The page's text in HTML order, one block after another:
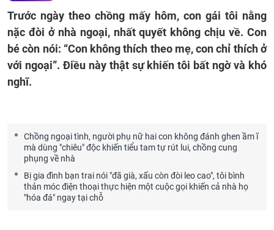
Trước ngày theo chồng mấy hôm, con gái tôi nằng
nặc đòi ở nhà ngoại, nhất quyết không chịu về. Con
bé còn nói: “Con không thích theo mẹ, con chỉ thích ở
với ngoại”. Điều này thật sự khiến tôi bất ngờ và khó
nghĩ.
Chồng ngoại tình, người phụ nữ hai con không đánh ghen ầm ĩ
mà dùng "chiêu" độc khiến tiểu tam tự rút lui, chồng cung
phụng về nhà
Bị gia đình bạn trai nói "đã già, xấu còn đòi leo cao", tôi bình
thản móc điện thoại thực hiện một cuộc gọi khiến cả nhà họ
"hóa đá" ngay tại chỗ